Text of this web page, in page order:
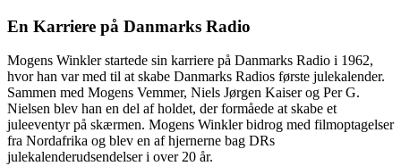
En Karriere på Danmarks Radio
Mogens Winkler startede sin karriere på Danmarks Radio i 1962,
hvor han var med til at skabe Danmarks Radios første julekalender.
Sammen med Mogens Vemmer, Niels Jørgen Kaiser og Per G.
Nielsen blev han en del af holdet, der formåede at skabe et
juleeventyr på skærmen. Mogens Winkler bidrog med filmoptagelser
fra Nordafrika og blev en af hjernerne bag DRs
julekalenderudsendelser i over 20 år.